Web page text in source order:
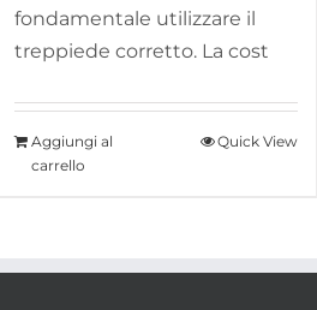
fondamentale utilizzare il
treppiede corretto. La cost
Aggiungi al
carrello
Quick View